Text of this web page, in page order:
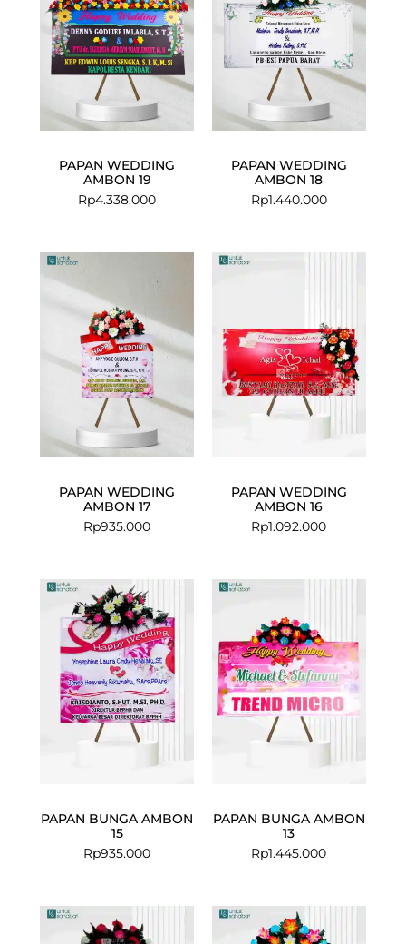
PAPAN WEDDING
AMBON 19
Rp4.338.000
PAPAN WEDDING
AMBON 18
Rp1.440.000
PAPAN WEDDING
AMBON 17
Rp935.000
PAPAN WEDDING
AMBON 16
Rp1.092.000
PAPAN BUNGA AMBON
15
Rp935.000
PAPAN BUNGA AMBON
13
Rp1.445.000